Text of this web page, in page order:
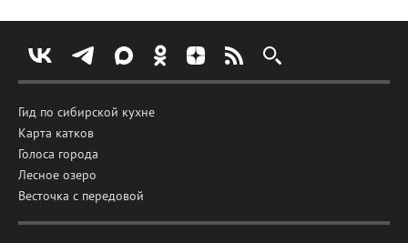
Гид по сибирской кухне
Карта катков
Голоса города
Лесное озеро
Весточка с передовой